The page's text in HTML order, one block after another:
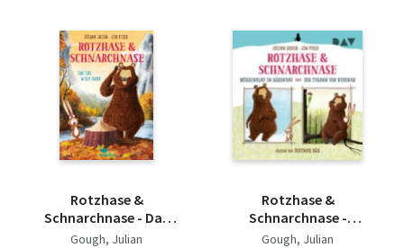
Rotzhase &
Schnarchnase - Das
Tal wird kahl - Band 4
Gough, Julian
Rotzhase &
Schnarchnase -
Möhrenklau im
Gough, Julian